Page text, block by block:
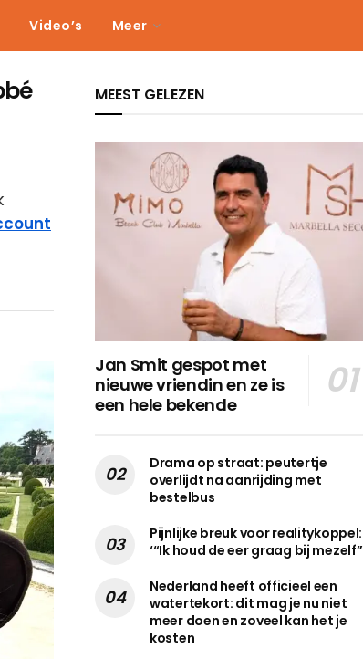
Video’s Meer
MEEST GELEZEN
Jan Smit gespot met
nieuwe vriendin en ze is
een hele bekende
Drama op straat: peutertje
overlijdt na aanrijding met
bestelbus
Pijnlijke breuk voor realitykoppel:
‘“Ik houd de eer graag bij mezelf”
Nederland heeft officieel een
watertekort: dit mag je nu niet
meer doen en zoveel kan het je
kosten